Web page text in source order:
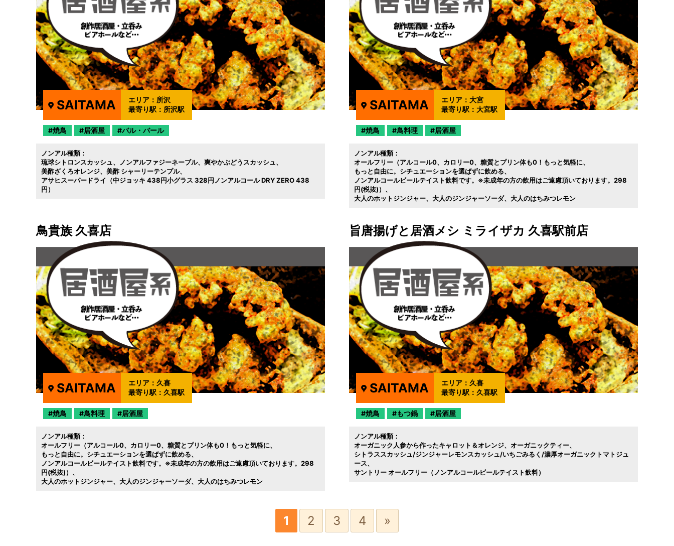
SAITAMA エリア： 所沢
最寄り駅： 所沢駅
焼鳥 居酒屋 バル・バール
ノンアル種類：
琉球シトロンスカッシュ
ノンアルファジーネーブル
爽やかぶどうスカッシュ
美酢ざくろオレンジ
美酢 シャーリーテンプル
アサヒスーパードライ（中ジョッキ 438円小グラス 328円ノンアルコール DRY ZERO 438
円）
SAITAMA エリア： 大宮
最寄り駅： 大宮駅
焼鳥 鳥料理 居酒屋
ノンアル種類：
オールフリー（アルコール0
カロリー0
糖質とプリン体も0！もっと気軽に
もっと自由に。シチュエーションを選ばずに飲める
ノンアルコールビールテイスト飲料です。※未成年の方の飲用はご遠慮頂いております。298
円(税抜)）
大人のホットジンジャー
大人のジンジャーソーダ 大人のはちみつレモン
鳥貴族 久喜店
SAITAMA エリア：久喜
最寄り駅：久喜駅
焼鳥 鳥料理 居酒屋
ノンアル種類：
オールフリー（アルコール0
カロリー0
糖質とプリン体も0！もっと気軽に
もっと自由に。シチュエーションを選ばずに飲める
ノンアルコールビールテイスト飲料です。※未成年の方の飲用はご遠慮頂いております。298
円(税抜)）
大人のホットジンジャー
大人のジンジャーソーダ 大人のはちみつレモン
旨唐揚げと居酒メシ ミライザカ 久喜駅前店
SAITAMA エリア：久喜
最寄り駅：久喜駅
焼鳥 もつ鍋 居酒屋
ノンアル種類：
オーガニック人参から作ったキャロット＆オレンジ
オーガニックティー
シトラススカッシュ/ジンジャーレモンスカッシュ/いちごみるく/濃厚オーガニックトマトジュ
ース
サントリー オールフリー（ノンアルコールビールテイスト飲料）
1 2 3 4 »